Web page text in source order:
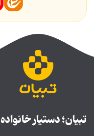
تبیان؛ دستیار خانواده